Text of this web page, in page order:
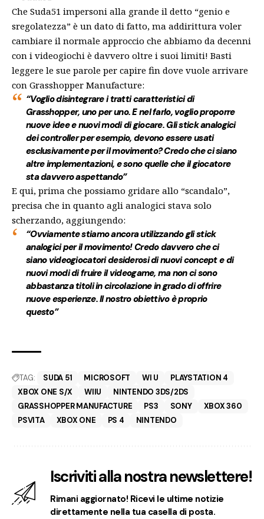
Che Suda51 impersoni alla grande il detto “genio e
sregolatezza” è un dato di fatto, ma addirittura voler
cambiare il normale approccio che abbiamo da decenni
con i videogiochi è davvero oltre i suoi limiti! Basti
leggere le sue parole per capire fin dove vuole arrivare
con Grasshopper Manufacture:
“Voglio disintegrare i tratti caratteristici di
Grasshopper, uno per uno. E nel farlo, voglio proporre
nuove idee e nuovi modi di giocare.Gli stick analogici
dei controller per esempio, devono essere usati
esclusivamente per il movimento? Credo che ci siano
altre implementazioni, e sono quelle che il giocatore
sta davvero aspettando”
E qui, prima che possiamo gridare allo “scandalo”,
precisa che in quanto agli analogici stava solo
scherzando, aggiungendo:
“Ovviamente stiamo ancora utilizzando gli stick
analogici per il movimento! Credo davvero che ci
siano videogiocatori desiderosi di nuovi concept e di
nuovi modi di fruire il videogame, ma non ci sono
abbastanza titoli in circolazione in grado di offrire
nuove esperienze. Il nostro obiettivo è proprio
questo”
TAG: SUDA 51 MICROSOFT WI U
PLAYSTATION 4
XBOX ONE S/X
WIIU
NINTENDO 3DS/2DS
GRASSHOPPER MANUFACTURE
PS3 SONY
XBOX 360
PSVITA
XBOX ONE PS 4 NINTENDO
Iscriviti alla nostra newslettere!
Rimani aggiornato! Ricevi le ultime notizie
direttamente nella tua casella di posta.